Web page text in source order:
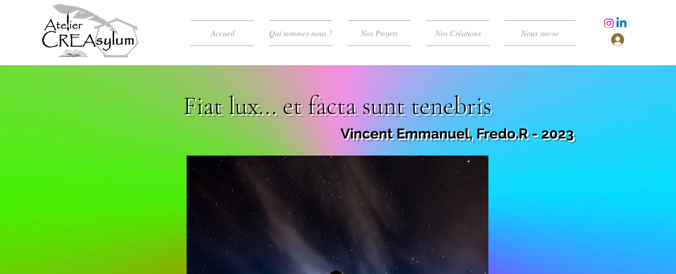
Accueil Qui sommes-nous ? Nos Projets Nos Créations Nous suivre
Fiat lux... et facta sunt tenebris
Vincent Emmanuel, Fredo.R - 2023